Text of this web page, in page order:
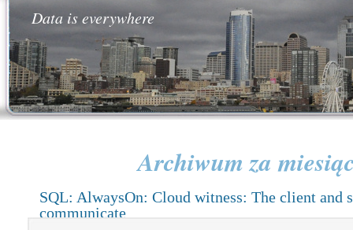
Data is everywhere
Archiwum za
SQL: AlwaysOn: Cloud witness: The client and
communicate